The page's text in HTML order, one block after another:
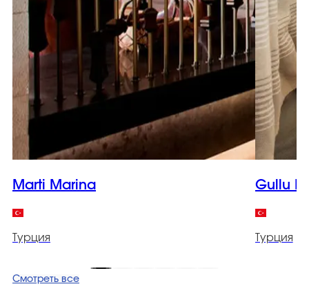
Marti Marina
Турция
Gullu
Турция
Смотреть все